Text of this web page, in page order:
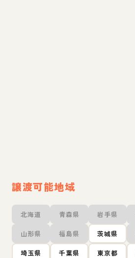
譲渡可能地域
北海道 青森県 岩手県
山形県 福島県 茨城県
埼玉県 千葉県 東京都